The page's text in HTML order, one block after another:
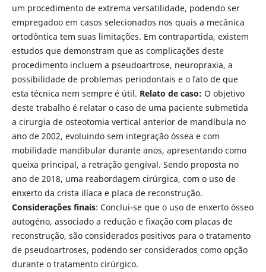
um procedimento de extrema versatilidade, podendo ser
empregadoo em casos selecionados nos quais a mecânica
ortodôntica tem suas limitações. Em contrapartida, existem
estudos que demonstram que as complicações deste
procedimento incluem a pseudoartrose, neuropraxia, a
possibilidade de problemas periodontais e o fato de que
esta técnica nem sempre é útil. Relato de caso: O objetivo
deste trabalho é relatar o caso de uma paciente submetida
a cirurgia de osteotomia vertical anterior de mandíbula no
ano de 2002, evoluindo sem integração óssea e com
mobilidade mandibular durante anos, apresentando como
queixa principal, a retração gengival. Sendo proposta no
ano de 2018, uma reabordagem cirúrgica, com o uso de
enxerto da crista ilíaca e placa de reconstrução.
Considerações finais: Conclui-se que o uso de enxerto ósseo
autogéno, associado a redução e fixação com placas de
reconstrução, são considerados positivos para o tratamento
de pseudoartroses, podendo ser considerados como opção
durante o tratamento cirúrgico.